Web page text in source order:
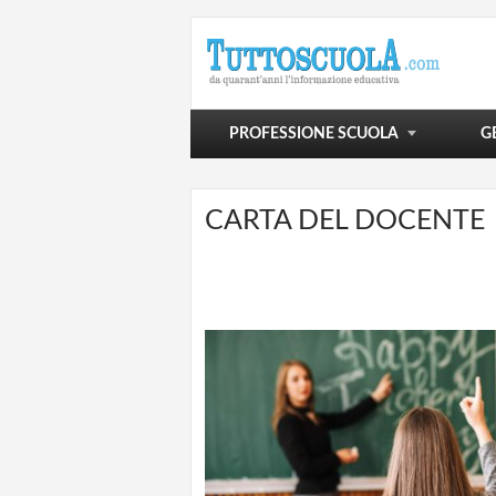
PROFESSIONE SCUOLA
POLITICA SCOLASTICA
VIVERE LA SCUOLA
SCUOLA E OLTRE
CARTA DEL DOCENTE